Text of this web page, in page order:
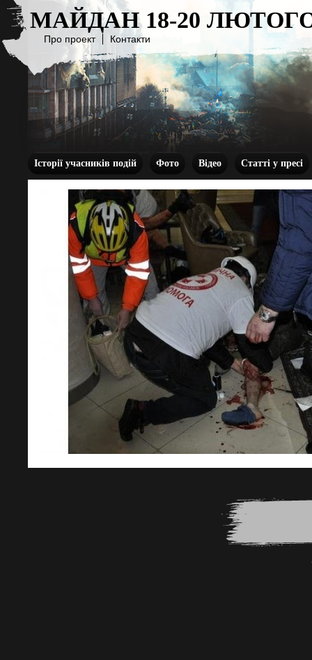
МАЙДАН 18-20
Про проект Контакти
Історії учасників подій Фото Відео Статті у пресі